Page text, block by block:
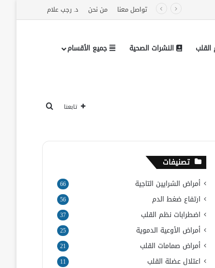
تواصل معنا من نحن د. رجب علام
النشرات الصحية جميع الأقسام
تابعنا
تصنيفات
أمراض الشرايين التاجية 66
ارتفاع ضغط الدم 56
اضطرابات نظم القلب 37
أمراض الأوعية الدموية 25
أمراض صمامات القلب 21
اعتلال عضلة القلب 11